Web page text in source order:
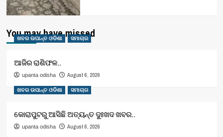
You may have missed
ଖବର ଉପାନ୍ତ ଓଡିଶା ସମାଚାର
ଆଜିର ରାଶିଫଳ..
upanta odisha August 6, 2026
ଖବର ଉପାନ୍ତ ଓଡିଶା ସମାଚାର
କୋରାପୁଟରୁ ଆସିଛି ଅତ୍ୟନ୍ତ ଦୁଃଖଦ ଖବର..
upanta odisha August 6, 2026